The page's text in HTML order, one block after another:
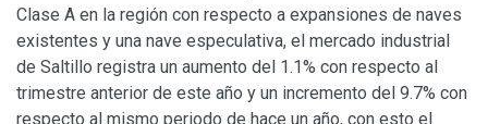
Clase A en la región con respecto a expansiones de naves
existentes y una nave especulativa, el mercado industrial
de Saltillo registra un aumento del 1.1% con respecto al
trimestre anterior de este año y un incremento del 9.7% con
respecto al mismo periodo de hace un año, con esto el